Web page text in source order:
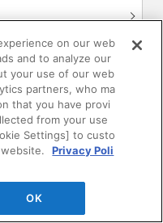
on our web
and to analyze our
your use of our web
partners, who ma
that you have provi
from your use
Settings] to custo
Privacy Poli
OK